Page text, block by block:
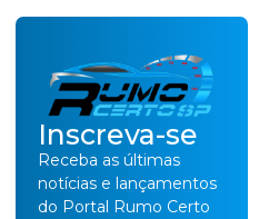
Inscreva-se
Receba as últimas
notícias e lançamentos
do Portal Rumo Certo